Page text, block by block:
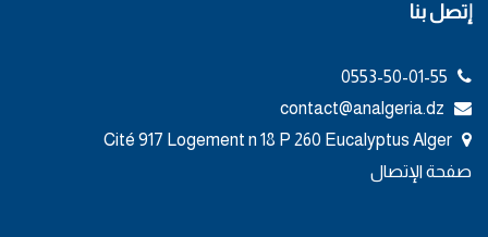
إتصل بنا
صفحة الإتصال